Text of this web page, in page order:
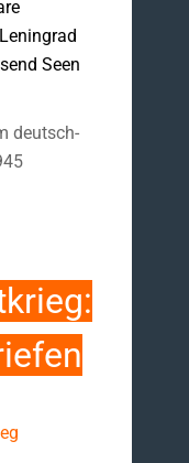
Seen
deutsch-